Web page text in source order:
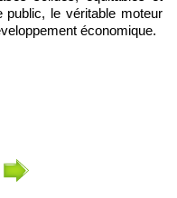
public, le véritable moteur
économique.